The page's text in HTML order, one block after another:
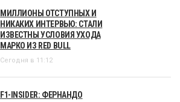
МИЛЛИОНЫ ОТСТУПНЫХ И
НИКАКИХ ИНТЕРВЬЮ: СТАЛИ
ИЗВЕСТНЫ УСЛОВИЯ УХОДА
МАРКО ИЗ RED BULL
Сегодня в 11:12
F1-INSIDER: ФЕРНАНДО